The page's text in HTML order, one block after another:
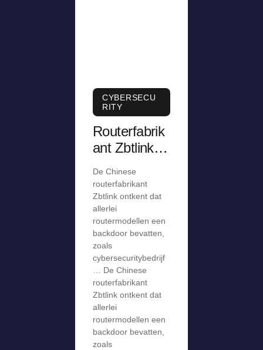
CYBERSECU
RITY
Routerfabrik
ant Zbtlink
aanwezighei
d van
backdoor,
staakt
verkoop
De Chinese
routerfabrikant
Zbtlink ontkent dat
allerlei
routermodellen een
backdoor bevatten,
zoals
cybersecuritybedrijf
… De Chinese
routerfabrikant
Zbtlink ontkent dat
allerlei
routermodellen een
backdoor bevatten,
zoals